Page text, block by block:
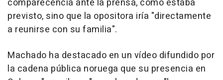
comparecencia ante la prensa, como estaba
previsto, sino que la opositora iría "directamente
a reunirse con su familia".
Machado ha destacado en un vídeo difundido por
la cadena pública noruega que su presencia en